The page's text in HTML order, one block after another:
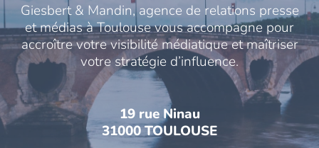
Giesbert & Mandin, agence de relations presse
et médias à Toulouse vous accompagne pour
accroître votre visibilité médiatique et maîtriser
votre stratégie d’influence.
19 rue Ninau
31000 TOULOUSE